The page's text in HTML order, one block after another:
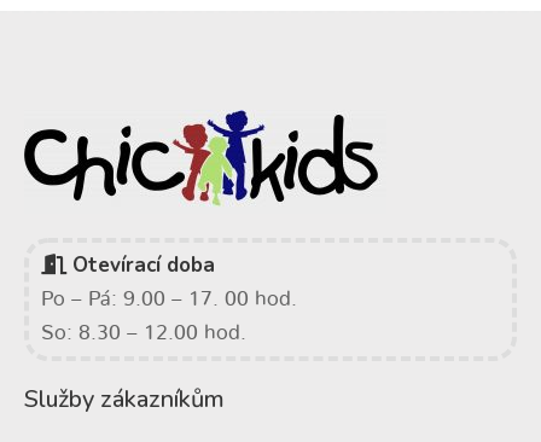
Otevírací doba
Po – Pá: 9.00 – 17. 00 hod.
So: 8.30 – 12.00 hod.
Služby zákazníkům